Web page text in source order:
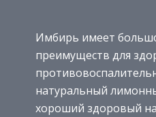
Имбирь имеет
преимуществ для
натуральный
хороший здоровый